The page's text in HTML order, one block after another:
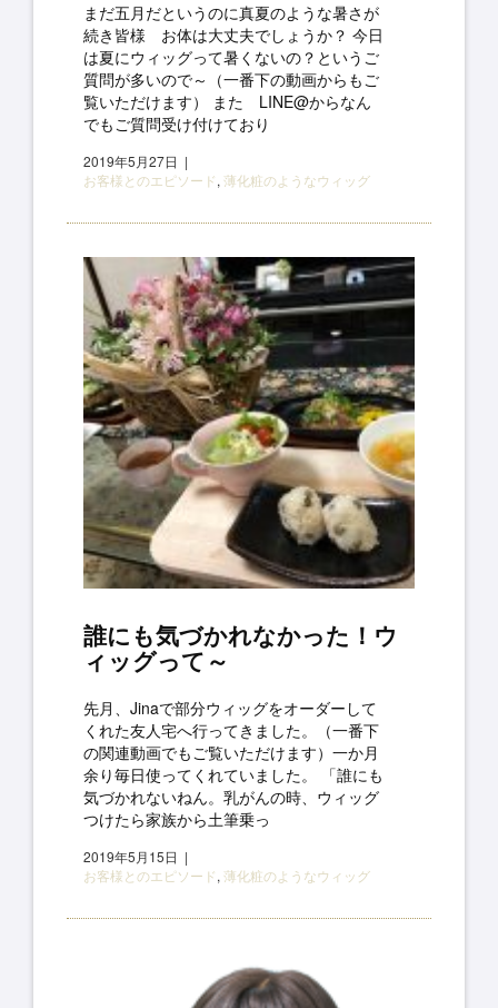
まだ五月だというのに真夏のような暑さが
続き皆様 お体は大丈夫でしょうか？ 今日
は夏にウィッグって暑くないの？というご
質問が多いので～（一番下の動画からもご
覧いただけます） また LINE@からなん
でもご質問受け付けており
2019年5月27日
お客様とのエピソード, 薄化粧のようなウィッグ
誰にも気づかれなかった！ウ
ィッグって～
先月、Jinaで部分ウィッグをオーダーして
くれた友人宅へ行ってきました。（一番下
の関連動画でもご覧いただけます）一か月
余り毎日使ってくれていました。 「誰にも
気づかれないねん。乳がんの時、ウィッグ
つけたら家族から土筆乗っ
2019年5月15日
お客様とのエピソード, 薄化粧のようなウィッグ